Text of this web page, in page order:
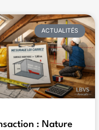
ACTUALITÉS
: Nature